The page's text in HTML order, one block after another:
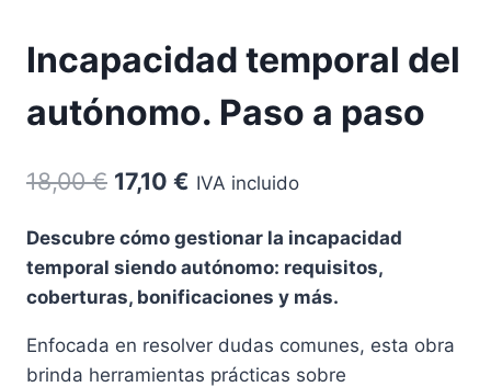
Incapacidad temporal del
autónomo. Paso a paso
18,00€ El
original
era:
17,10 € El
actual
es:
IVA incluido
Descubre cómo gestionar la incapacidad
temporal siendo autónomo: requisitos,
coberturas, bonificaciones y más.
Enfocada en resolver dudas comunes, esta obra
brinda herramientas prácticas sobre